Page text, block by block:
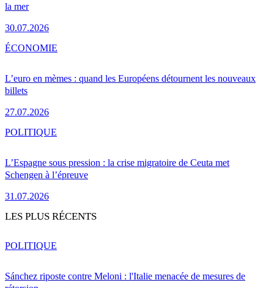
la mer
30.07.2026
L’euro en mèmes : quand les Européens détournent les nouveaux
billets
27.07.2026
ÉCONOMIE
L’Espagne sous pression : la crise migratoire de Ceuta met
Schengen à l’épreuve
31.07.2026
POLITIQUE
LES PLUS RÉCENTS
Sánchez riposte contre Meloni : l'Italie menacée de mesures de
POLITIQUE